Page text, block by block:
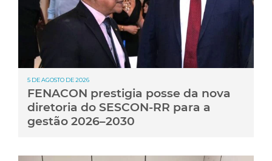
5 DE AGOSTO DE 2026
FENACON prestigia posse da nova
diretoria do SESCON-RR para a
gestão 2026–2030